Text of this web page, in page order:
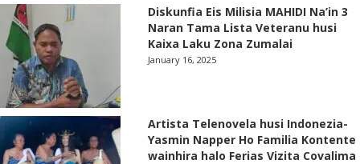
Diskunfia Eis Milisia MAHIDI Na’in 3
Naran Tama Lista Veteranu husi
Kaixa Laku Zona Zumalai
January 16, 2025
Artista Telenovela husi Indonezia-
Yasmin Napper Ho Familia Kontente
wainhira halo Ferias Vizita Covalima